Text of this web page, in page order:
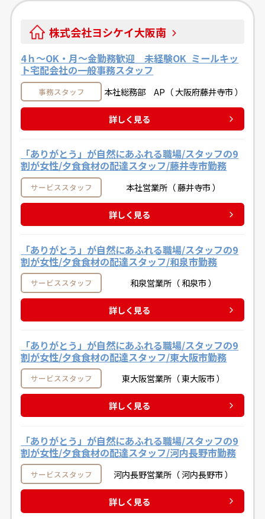
株式会社ヨシケイ大阪南
4ｈ～OK・月～金勤務歓迎 未経験OK ミールキッ
ト宅配会社の一般事務スタッフ
事務スタッフ 本社総務部 AP（ 大阪府藤井寺市 ）
詳しく見る
「ありがとう」が自然にあふれる職場/スタッフの9
割が女性/夕食食材の配達スタッフ/藤井寺市勤務
サービススタッフ 本社営業所（ 藤井寺市 ）
詳しく見る
「ありがとう」が自然にあふれる職場/スタッフの9
割が女性/夕食食材の配達スタッフ/和泉市勤務
サービススタッフ 和泉営業所（ 和泉市 ）
詳しく見る
「ありがとう」が自然にあふれる職場/スタッフの9
割が女性/夕食食材の配達スタッフ/東大阪市勤務
サービススタッフ 東大阪営業所（ 東大阪市 ）
詳しく見る
「ありがとう」が自然にあふれる職場/スタッフの9
割が女性/夕食食材の配達スタッフ/河内長野市勤務
サービススタッフ 河内長野営業所（ 河内長野市 ）
詳しく見る